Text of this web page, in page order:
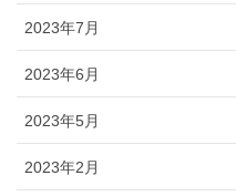
2023年7月
2023年6月
2023年5月
2023年2月